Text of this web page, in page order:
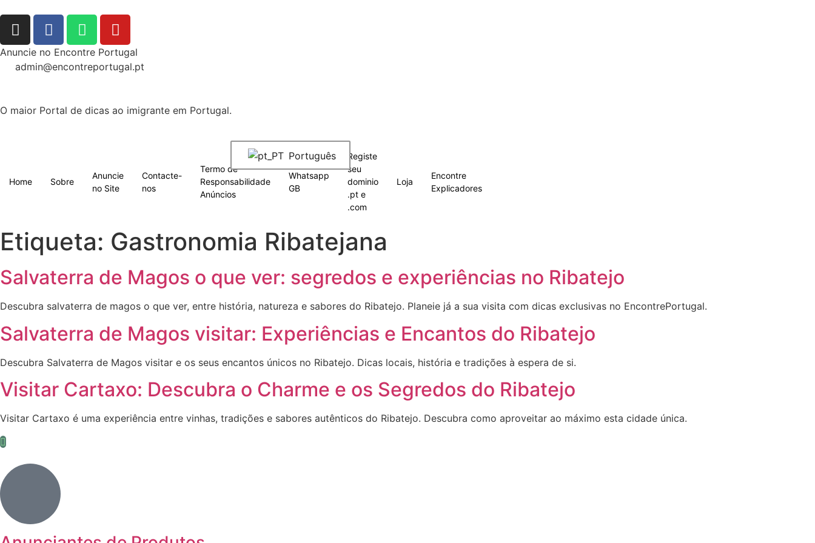
Anuncie no Encontre Portugal
admin@encontreportugal.pt
O maior Portal de dicas ao imigrante em Portugal.
Home Sobre
Anuncie
no Site
Contacte-
nos
Termo de
Responsabilidade
Anúncios
Whatsapp
GB
Registe
seu
dominio
.pt e
.com
Loja
Encontre
Explicadores
Português
Etiqueta: Gastronomia Ribatejana
Salvaterra de Magos o que ver: segredos e experiências no Ribatejo
Descubra salvaterra de magos o que ver, entre história, natureza e sabores do Ribatejo. Planeie já a sua visita com dicas exclusivas no EncontrePortugal.
Salvaterra de Magos visitar: Experiências e Encantos do Ribatejo
Descubra Salvaterra de Magos visitar e os seus encantos únicos no Ribatejo. Dicas locais, história e tradições à espera de si.
Visitar Cartaxo: Descubra o Charme e os Segredos do Ribatejo
Visitar Cartaxo é uma experiência entre vinhas, tradições e sabores autênticos do Ribatejo. Descubra como aproveitar ao máximo esta cidade única.